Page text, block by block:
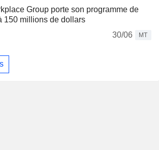
Group porte son programme de
150 millions de dollars
30/06
MT